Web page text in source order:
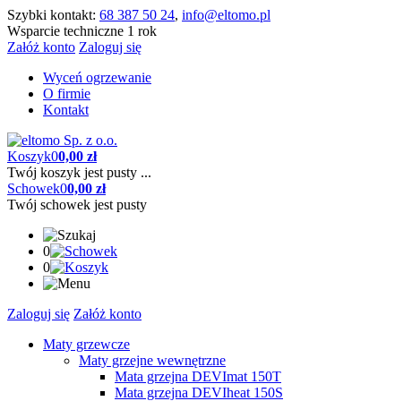
Szybki kontakt: 68 387 50 24, info@eltomo.pl
Wsparcie techniczne 1 rok
Załóż konto Zaloguj się
Wyceń ogrzewanie
O firmie
Kontakt
Koszyk00,00 zł
Twój koszyk jest pusty ...
Schowek00,00 zł
Twój schowek jest pusty
0
0
Zaloguj się Załóż konto
Maty grzewcze
Maty grzejne wewnętrzne
Mata grzejna DEVImat 150T
Mata grzejna DEVIheat 150S